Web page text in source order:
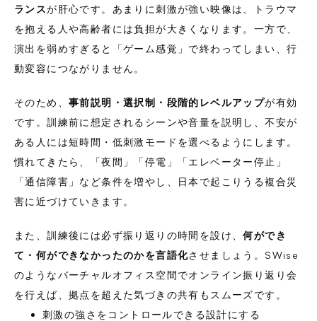
ランスが肝心です。あまりに刺激が強い映像は、トラウマ
を抱える人や高齢者には負担が大きくなります。一方で、
演出を弱めすぎると「ゲーム感覚」で終わってしまい、行
動変容につながりません。
そのため、 事前説明・選択制・段階的レベルアップが有効
です。訓練前に想定されるシーンや音量を説明し、不安が
ある人には短時間・低刺激モードを選べるようにします。
慣れてきたら、「夜間」「停電」「エレベーター停止」
「通信障害」など条件を増やし、日本で起こりうる複合災
害に近づけていきます。
また、訓練後には必ず振り返りの時間を設け、何ができ
て・何ができなかったのかを言語化させましょう。SWise
のようなバーチャルオフィス空間でオンライン振り返り会
を行えば、拠点を超えた気づきの共有もスムーズです。
刺激の強さをコントロールできる設計にする